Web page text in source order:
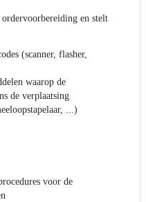
en stelt
(scanner, flasher,
waarop de
de verplaatsing
...)
voor de